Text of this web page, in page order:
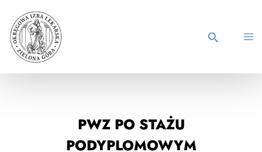
PWZ PO STAŻU
PODYPLOMOWYM